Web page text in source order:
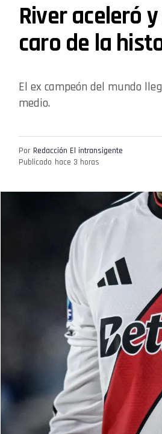
River aceleró
caro de la
El ex campeón del mundo
medio.
Por Redacción El intransigente
Publicado hace 3 horas